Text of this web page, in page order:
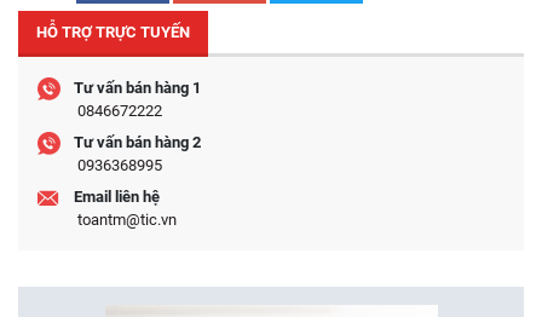
HỖ TRỢ TRỰC TUYẾN
Tư vấn bán hàng 1
0846672222
Tư vấn bán hàng 2
0936368995
Email liên hệ
toantm@tic.vn